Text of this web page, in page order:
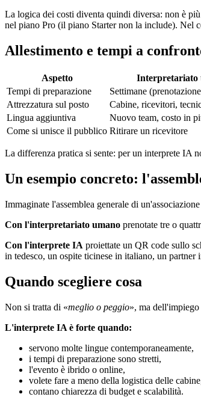
La logica dei costi diventa quindi diversa: non è
nel piano Pro (il piano Starter non la include). Nel
Allestimento e tempi a
Aspetto Interpretariato
Tempi di preparazione
Settimane
Attrezzatura sul posto
Cabine, ricevitori,
Lingua aggiuntiva
Nuovo team, costo in
Come si unisce il pubblico Ritirare un ricevitore
La differenza pratica si sente: per un interprete IA
Un esempio concreto:
Immaginate l'assemblea generale di
Con l'interpretariato umano prenotate tre o
Con l'interprete IA proiettate un QR code sullo
in tedesco, un ospite ticinese in italiano, un partner
Quando scegliere cosa
Non si tratta di «meglio o peggio», ma dell'impiego
L'interprete IA è forte quando:
servono molte lingue contemporaneamente,
i tempi di preparazione sono stretti,
l'evento è ibrido o online,
volete fare a meno della logistica delle
contano chiarezza di budget e scalabilità.